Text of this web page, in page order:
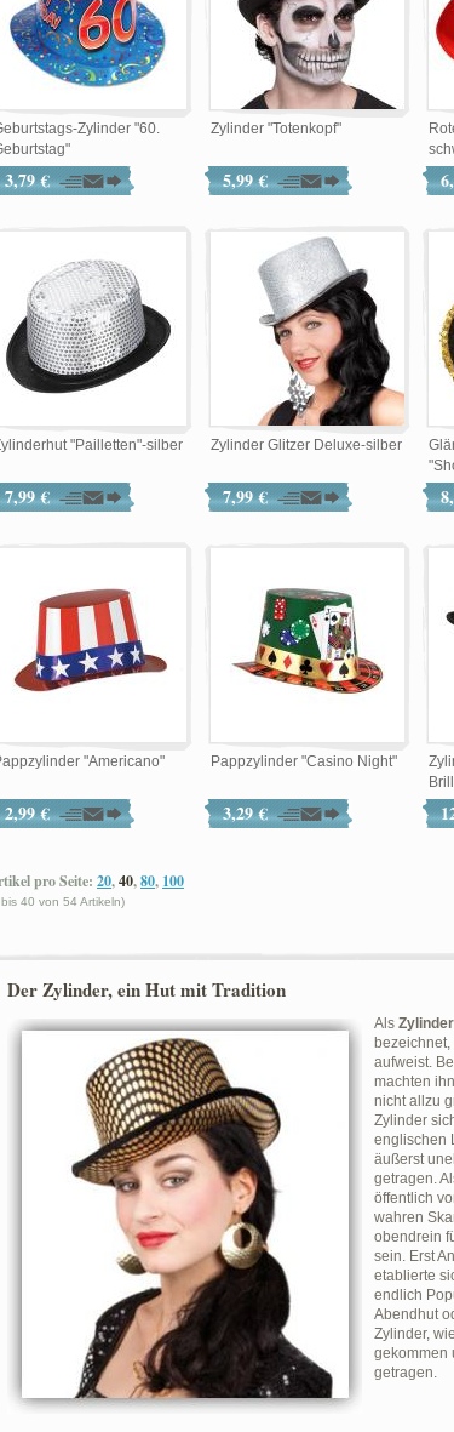
Zylinder "60.
3,79 €
Zylinder "Totenkopf"
5,99 €
"Pailletten"-silber
7,99 €
Zylinder Glitzer Deluxe-silber
7,99 €
"Americano"
2,99 €
Pappzylinder "Casino Night"
3,29 €
pro Seite: 20,40,80, 100
40 von 54 Artikeln)
Der Zylinder, ein Hut mit Tradition
Als Zylinder
aufweist.
machten
nicht allzu
Zylinder
englischen
äußerst
getragen.
öffentlich
wahren
obendrein
sein. Erst
etablierte
endlich
Abendhut
Zylinder,
gekommen
getragen.